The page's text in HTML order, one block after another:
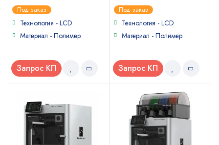
0
out
of
Под заказ
Технология - LCD
Материал - Полимер
Запрос КП
0
out
of
Под заказ
Технология - LCD
Материал - Полимер
Запрос КП